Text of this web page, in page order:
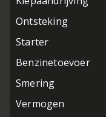
Ontsteking
Starter
Benzinetoevoer
Smering
Vermogen